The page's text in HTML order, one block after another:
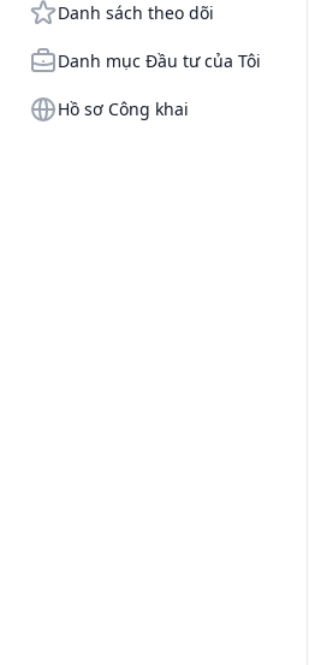
Danh sách theo dõi
Danh mục Đầu tư của Tôi
Hồ sơ Công khai